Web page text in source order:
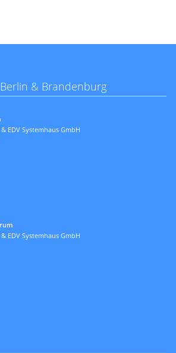
& Brandenburg
EDV Systemhaus GmbH
EDV Systemhaus GmbH